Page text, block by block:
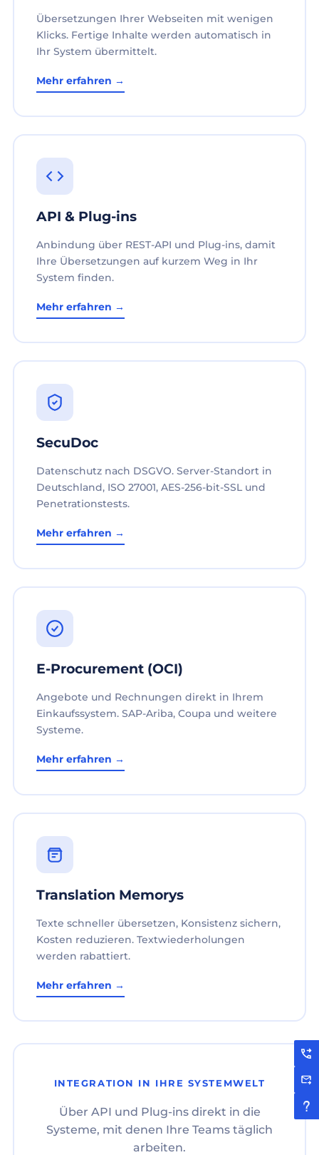
Übersetzungen Ihrer Webseiten mit wenigen
Klicks. Fertige Inhalte werden automatisch in
Ihr System übermittelt.
Mehr erfahren →
API & Plug-ins
Anbindung über REST-API und Plug-ins, damit
Ihre Übersetzungen auf kurzem Weg in Ihr
System finden.
Mehr erfahren →
SecuDoc
Datenschutz nach DSGVO. Server-Standort in
Deutschland, ISO 27001, AES-256-bit-SSL und
Penetrationstests.
Mehr erfahren →
E-Procurement (OCI)
Angebote und Rechnungen direkt in Ihrem
Einkaufssystem. SAP-Ariba, Coupa und weitere
Systeme.
Mehr erfahren →
Translation Memorys
Texte schneller übersetzen, Konsistenz sichern,
Kosten reduzieren. Textwiederholungen
werden rabattiert.
Mehr erfahren →
INTEGRATION IN IHRE SYSTEMWELT
Über API und Plug-ins direkt in die
Systeme, mit denen Ihre Teams täglich
arbeiten.